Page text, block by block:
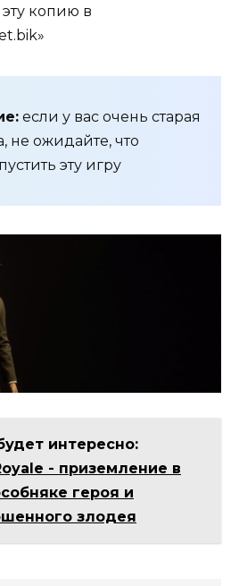
копию в
если у вас очень старая
не ожидайте, что
эту игру
интересно:
- приземление в
героя и
злодея